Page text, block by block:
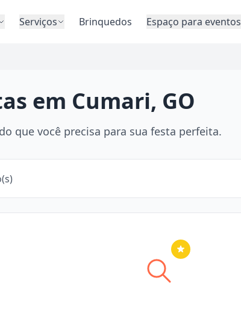
Serviços Brinquedos Espaço para eventos
em Cumari, GO
que você precisa para sua festa perfeita.